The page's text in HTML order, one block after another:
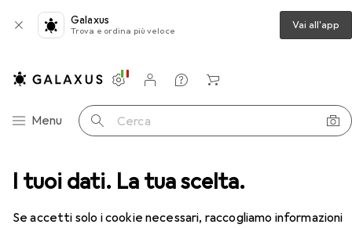
I tuoi dati. La tua scelta.
Se accetti solo i cookie necessari, raccogliamo informazioni
Galaxus
Trova e ordina più veloce Vai all'app
Categoria Navigazione
Menu Cerca
Impostazioni
Conto cliente
Liste di confronto
Liste dei desideri
Carrello
Scarpe da escursionismo Meindl Litepeak PRO GTX